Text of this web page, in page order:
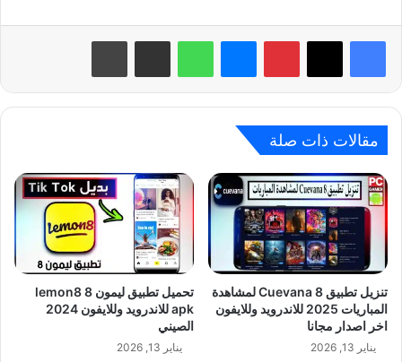
بينتيريست واتساب
مقالات ذات صلة
تنزيل تطبيق Cuevana 8 لمشاهدة
المباريات 2025 للاندرويد وللايفون
اخر اصدار مجانا
يناير 13, 2026
تحميل تطبيق ليمون 8 lemon8
apk للاندرويد وللايفون 2024
الصيني
يناير 13, 2026